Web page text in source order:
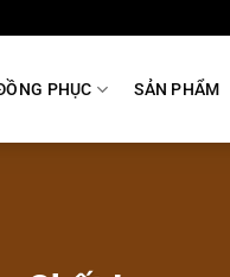
PHỤC SẢN PHẨM